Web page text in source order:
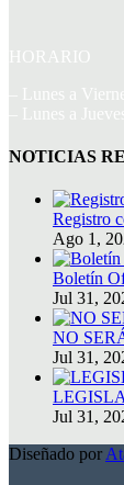
HORARIO
– Lunes a
– Lunes a
NOTICIAS
Registro
Ago 1,
Boletín
Jul 31,
NO
Jul 31,
Jul 31,
Diseñado por